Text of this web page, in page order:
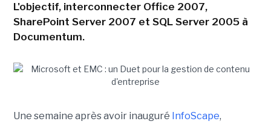
L'objectif, interconnecter Office 2007,
SharePoint Server 2007 et SQL Server 2005 à
Documentum.
Une semaine après avoir inauguré InfoScape,